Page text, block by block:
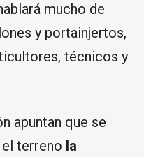
mucho de
y portainjertos,
técnicos y
apuntan que se
terreno la